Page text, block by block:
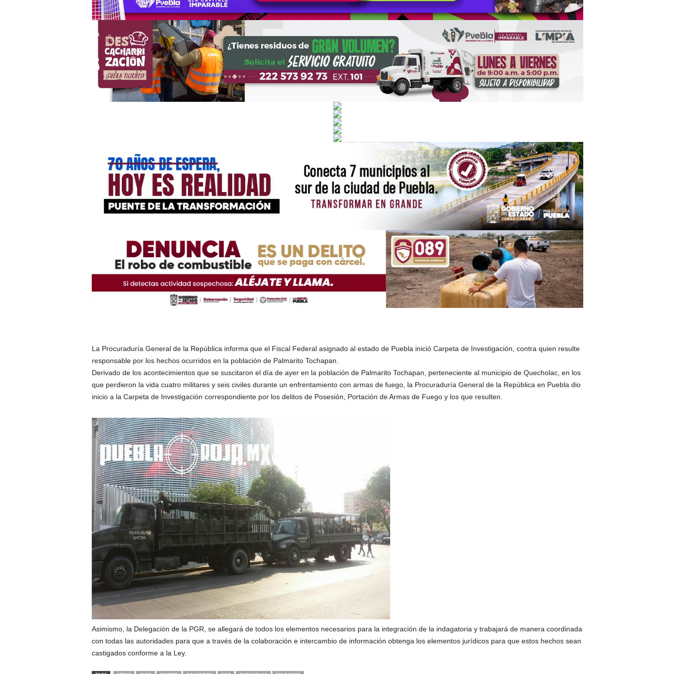
La Procuraduría General de la República informa que el Fiscal Federal asignado al estado de Puebla inició Carpeta de Investigación, contra quien resulte
responsable por los hechos ocurridos en la población de Palmarito Tochapan.
Derivado de los acontecimientos que se suscitaron el día de ayer en la población de Palmarito Tochapan, perteneciente al municipio de Quecholac, en los
que perdieron la vida cuatro militares y seis civiles durante un enfrentamiento con armas de fuego, la Procuraduría General de la República en Puebla dio
inicio a la Carpeta de Investigación correspondiente por los delitos de Posesión, Portación de Armas de Fuego y los que resulten.
Asimismo, la Delegación de la PGR, se allegará de todos los elementos necesarios para la integración de la indagatoria y trabajará de manera coordinada
con todas las autoridades para que a través de la colaboración e intercambio de información obtenga los elementos jurídicos para que estos hechos sean
castigados conforme a la Ley.